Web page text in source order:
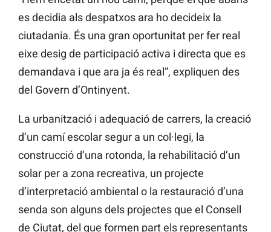
es decidia als despatxos ara ho decideix la
ciutadania. És una gran oportunitat per fer real
eixe desig de participació activa i directa que es
demandava i que ara ja és real”, expliquen des
del Govern d’Ontinyent.
La urbanització i adequació de carrers, la creació
d’un camí escolar segur a un col·legi, la
construcció d’una rotonda, la rehabilitació d’un
solar per a zona recreativa, un projecte
d’interpretació ambiental o la restauració d’una
senda son alguns dels projectes que el Consell
de Ciutat, del que formen part els representants